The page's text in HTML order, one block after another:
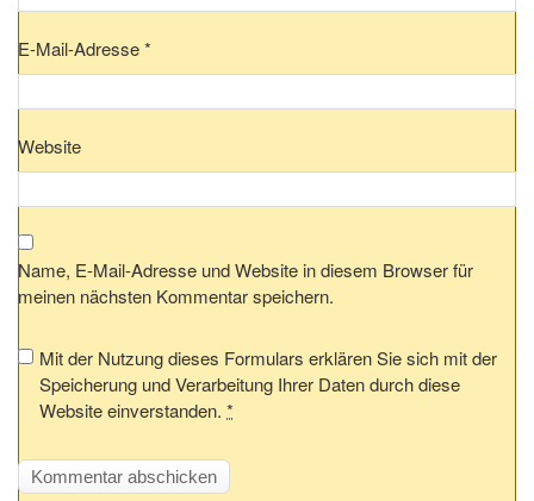
E-Mail-Adresse*
Website
Name, E-Mail-Adresse und Website in diesem Browser für
meinen nächsten Kommentar speichern.
Mit der Nutzung dieses Formulars erklären Sie sich mit der
Speicherung und Verarbeitung Ihrer Daten durch diese
Website einverstanden. *